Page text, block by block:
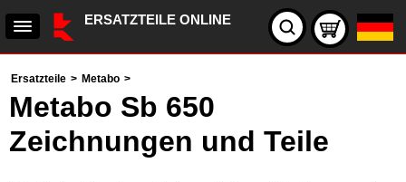
ERSATZTEILE ONLINE
Ersatzteile > Metabo >
Metabo Sb 650
Zeichnungen und Teile